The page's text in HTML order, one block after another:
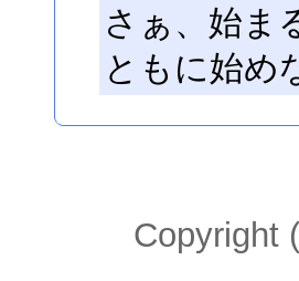
さぁ、始
ともに始め
Copyright